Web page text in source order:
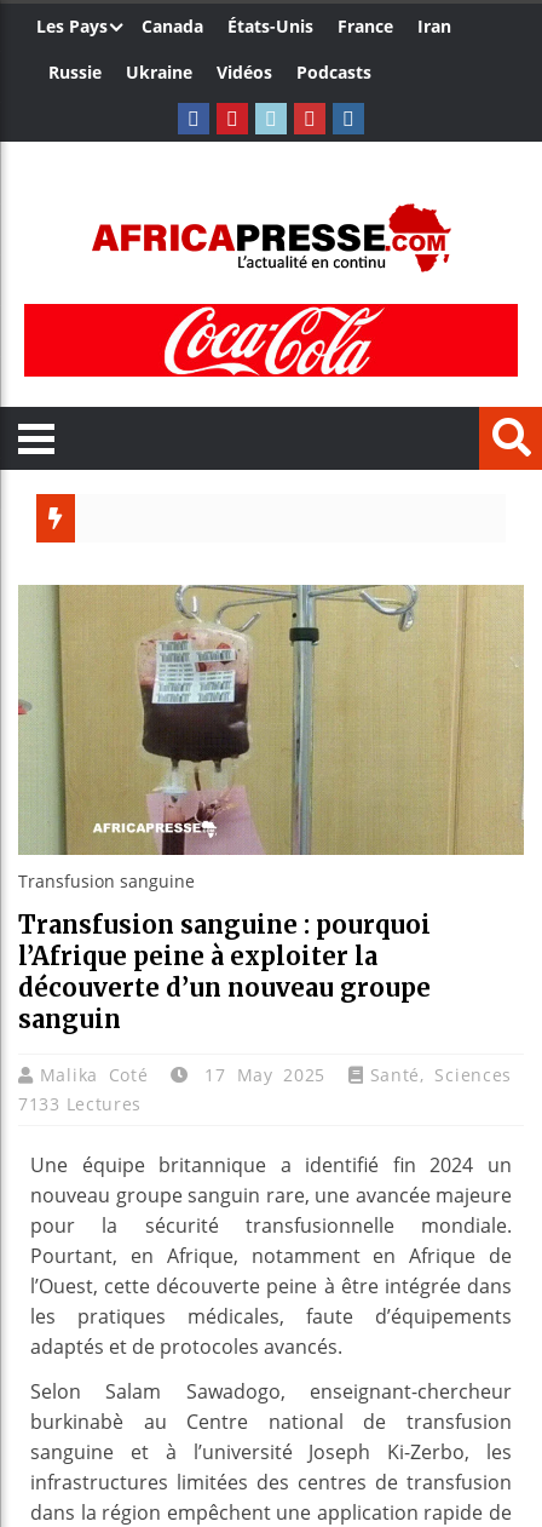
Les Pays Canada États-Unis France
Iran
Russie
Ukraine Vidéos Podcasts
Guinée
Transfusion sanguine
Transfusion sanguine : pourquoi
l’Afrique peine à exploiter la
découverte d’un nouveau groupe
sanguin
Malika Coté 17 May 2025 Santé, Sciences
7133 Lectures
Une équipe britannique a identifié fin 2024 un
nouveau groupe sanguin rare, une avancée majeure
pour la sécurité transfusionnelle mondiale.
Pourtant, en Afrique, notamment en Afrique de
l’Ouest, cette découverte peine à être intégrée dans
les pratiques médicales, faute d’équipements
adaptés et de protocoles avancés.
Selon Salam Sawadogo, enseignant-chercheur
burkinabè au Centre national de transfusion
sanguine et à l’université Joseph Ki-Zerbo, les
infrastructures limitées des centres de transfusion
dans la région empêchent une application rapide de